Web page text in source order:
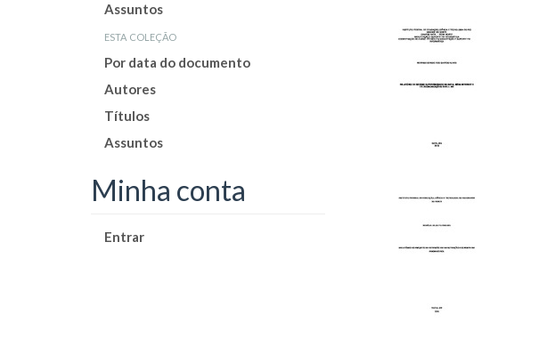
Assuntos
esta coleção
Por data do documento
Autores
Títulos
Assuntos
Minha conta
Entrar